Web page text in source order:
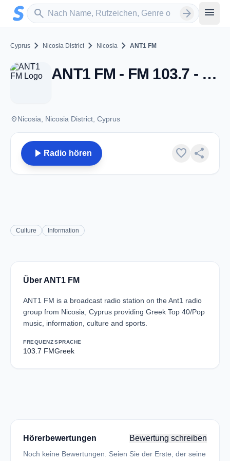
Zum Hauptinhalt springen
search
Sender suchen arrow_forward menu
Cyprus chevron_right Nicosia District chevron_right Nicosia chevron_right ANT1 FM
ANT1 FM - FM 103.7 - Nicosia
placeNicosia, Nicosia District, Cyprus
play_arrow Radio hören favorite share
Culture Information
Über ANT1 FM
ANT1 FM is a broadcast radio station on the Ant1 radio
group from Nicosia, Cyprus providing Greek Top 40/Pop
music, information, culture and sports.
FREQUENZ
103.7 FM
SPRACHE
Greek
Hörerbewertungen Bewertung schreiben
Noch keine Bewertungen. Seien Sie der Erste, der seine